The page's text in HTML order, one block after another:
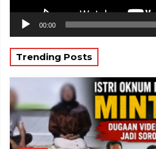
00:00
Trending Posts